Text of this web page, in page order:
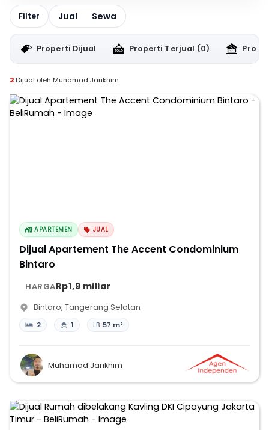
Filter Jual Sewa
Properti Dijual Properti Terjual (0)
2 Dijual oleh Muhamad Jarikhim
APARTEMEN JUAL
Dijual Apartement The Accent Condominium
Bintaro
HARGARp1,9 miliar
Bintaro, Tangerang Selatan
2 1 LB: 57 m²
Muhamad Jarikhim